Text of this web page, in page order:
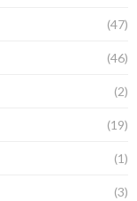
(47)
(46)
(2)
(19)
(1)
(3)